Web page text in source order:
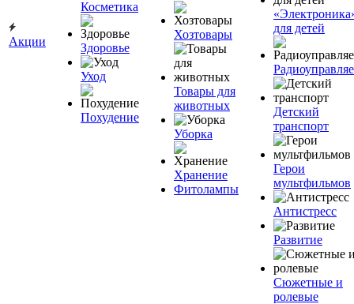
Акции
Косметика
Здоровье
Уход
Похудение
Хозтовары
Товары для
животных
Уборка
Хранение
Фитолампы
для детей
Детский
транспорт
Герои
мультфильмов
Антистресс
Развитие
Сюжетные и
ролевые